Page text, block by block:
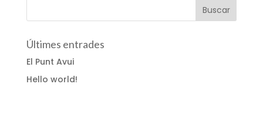
Últimes entrades
El Punt Avui
Hello world!